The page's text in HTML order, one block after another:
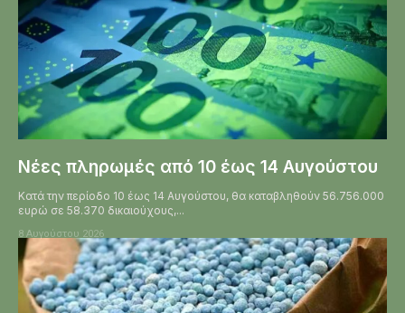
Νέες πληρωμές από 10 έως 14 Αυγούστου
Κατά την περίοδο 10 έως 14 Αυγούστου, θα καταβληθούν 56.756.000
ευρώ σε 58.370 δικαιούχους,...
8 Αυγούστου 2026